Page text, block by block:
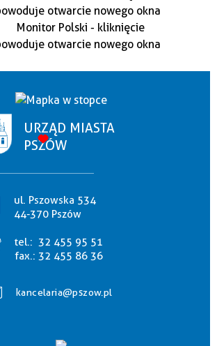
URZĄD MIASTA
PSZÓW
ul. Pszowska 534
44-370 Pszów
tel.: 32 455 95 51
fax.: 32 455 86 36
kancelaria@pszow.pl